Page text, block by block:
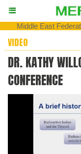
Middle East
VIDEO
DR. KATHY
CONFERENCE